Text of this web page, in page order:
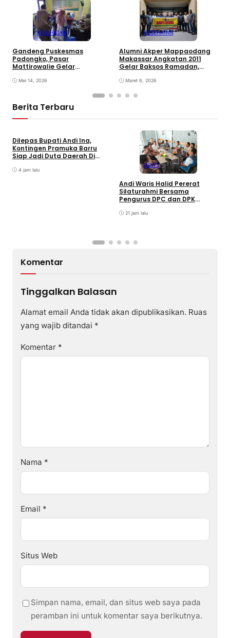
KESEHATAN
Gandeng Puskesmas
Padongko, Pasar
Mattirowalie Gelar
Rutin
Mei 14, 2026
KESEHATAN
Alumni Akper Mappaodang
Makassar Angkatan 2011
Gelar Baksos Ramadan,
Warga Kurang Mampu di
Maret 8, 2026
Berita Terbaru
Dilepas Bupati Andi Ina,
Kontingen Pramuka Barru
Siap Jadi Duta Daerah Di
4 jam lalu
NEWS
Andi Waris Halid Pererat
Silaturahmi Bersama
Pengurus DPC dan DPK
21 jam lalu
Komentar
Tinggalkan Balasan
Alamat email Anda tidak akan dipublikasikan. Ruas
yang wajib ditandai *
Komentar *
Nama *
Email *
Situs Web
Simpan nama, email, dan situs web saya pada
peramban ini untuk komentar saya berikutnya.